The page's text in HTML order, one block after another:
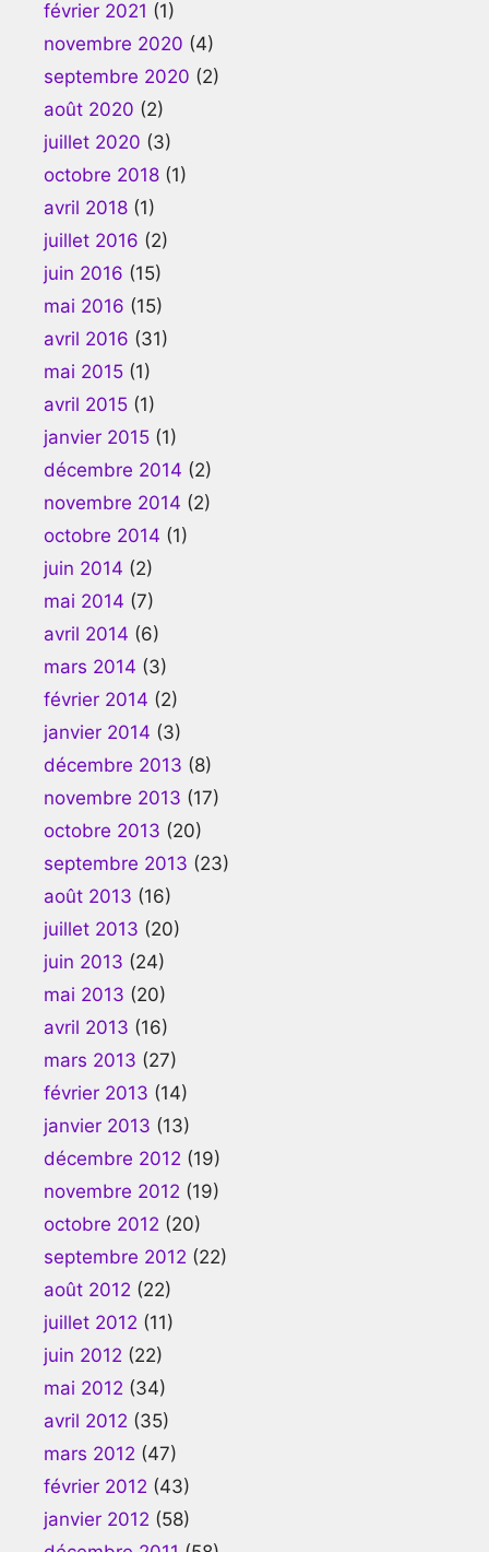
février 2021 (1)
novembre 2020 (4)
septembre 2020 (2)
août 2020 (2)
juillet 2020 (3)
octobre 2018 (1)
avril 2018 (1)
juillet 2016 (2)
juin 2016 (15)
mai 2016 (15)
avril 2016 (31)
mai 2015 (1)
avril 2015 (1)
janvier 2015 (1)
décembre 2014 (2)
novembre 2014 (2)
octobre 2014 (1)
juin 2014 (2)
mai 2014 (7)
avril 2014 (6)
mars 2014 (3)
février 2014 (2)
janvier 2014 (3)
décembre 2013 (8)
novembre 2013 (17)
octobre 2013 (20)
septembre 2013 (23)
août 2013 (16)
juillet 2013 (20)
juin 2013 (24)
mai 2013 (20)
avril 2013 (16)
mars 2013 (27)
février 2013 (14)
janvier 2013 (13)
décembre 2012 (19)
novembre 2012 (19)
octobre 2012 (20)
septembre 2012 (22)
août 2012 (22)
juillet 2012 (11)
juin 2012 (22)
mai 2012 (34)
avril 2012 (35)
mars 2012 (47)
février 2012 (43)
janvier 2012 (58)